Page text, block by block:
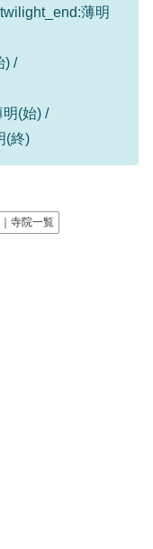
薄明
) /
(始) /
(終)
寺院一覧